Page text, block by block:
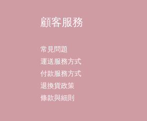
顧客服務
常見問題
運送服務方式
付款服務方式
退換貨政策
條款與細則